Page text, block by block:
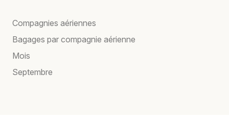
Compagnies aériennes
Bagages par compagnie aérienne
Mois
Septembre